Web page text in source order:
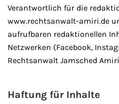
Verantwortlich für die
www.rechtsanwalt-amiri.de
aufrufbaren redaktionellen
Netzwerken (Facebook,
Rechtsanwalt Jamsched
Haftung für Inhalte